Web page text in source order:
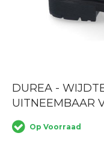
Ga
het
van
de
DUREA -
UITNEEMBAAR
Op Voorraad